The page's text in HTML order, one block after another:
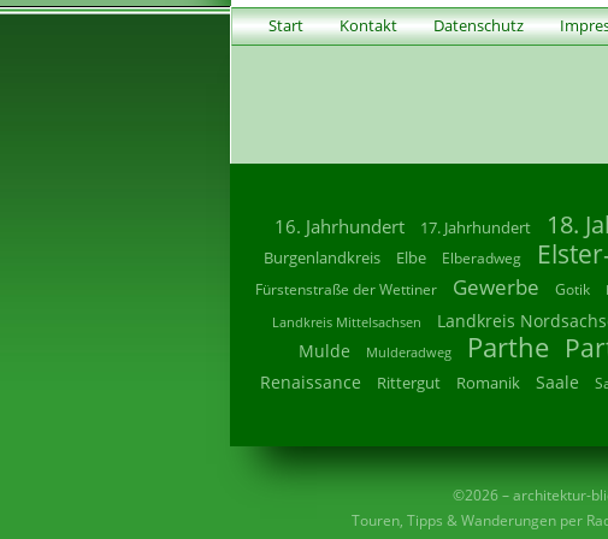
Start Kontakt Datenschutz
16. Jahrhundert 17. Jahrhundert 18.
Burgenlandkreis Elbe Elberadweg
Fürstenstraße der Wettiner Gewerbe Gotik
Landkreis Mittelsachsen Landkreis
Mulde Mulderadweg Parthe
Renaissance Rittergut Romanik Saale
©2026 – architektur-
Touren, Tipps & Wanderungen per